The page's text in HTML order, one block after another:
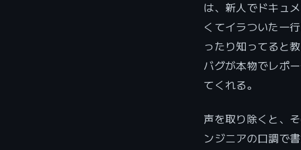
は、新人でドキュ
くてイラついた一
ったり知ってると
バグが本物でレポ
てくれる。
声を取り除くと、
ンジニアの口調で